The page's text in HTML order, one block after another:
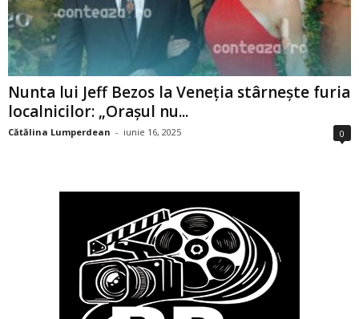
Nunta lui Jeff Bezos la Veneția stârnește furia
localnicilor: „Orașul nu...
Cătălina Lumperdean - iunie 16, 2025 0